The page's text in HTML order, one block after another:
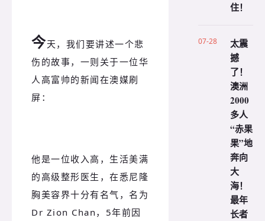
今天，我们要讲述一个悲
伤的故事，一则关于一位华
人高富帅的新闻在澳媒刷
屏：
他是一位收入高，生活美满
的高级整形医生，在悉尼隆
胸美容界十分有名气，名为
Dr Zion Chan，5年前因
住！
07-28
太震
撼
了！
澳洲
2000
多人
“赤果
果”地
奔向
大
海！
最年
长者